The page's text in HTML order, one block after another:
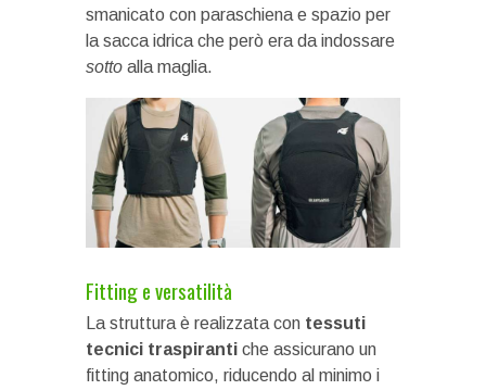
smanicato con paraschiena e spazio per
la sacca idrica che però era da indossare
sotto alla maglia.
Fitting e versatilità
La struttura è realizzata con tessuti
tecnici traspiranti che assicurano un
fitting anatomico, riducendo al minimo i